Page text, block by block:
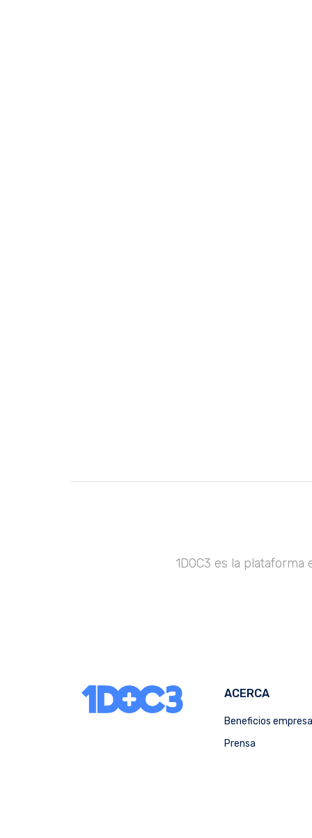
1DOC3 es la
ACERCA
Beneficios
Prensa